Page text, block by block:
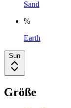
Sand
%
Earth
Sun
Größe